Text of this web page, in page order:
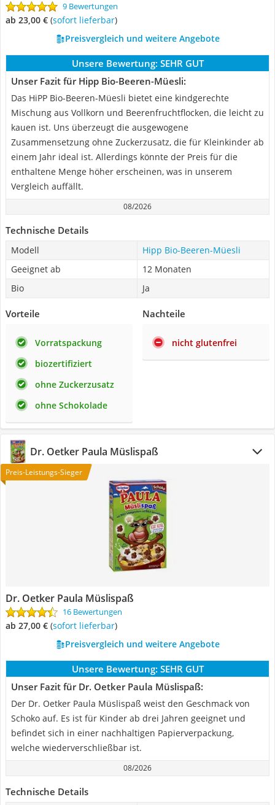
9 Bewertungen
ab 23,00 € ( Sofort lieferbar)
Preisvergleich und weitere Angebote
Unsere Bewertung: SEHR GUT
Unser Fazit für Hipp Bio-Beeren-Müesli:
Das HiPP Bio-Beeren-Müesli bietet eine kindgerechte
Mischung aus Vollkorn und Beerenfruchtflocken, die leicht zu
kauen ist. Uns überzeugt die ausgewogene
Zusammensetzung ohne Zuckerzusatz, die für Kleinkinder ab
einem Jahr ideal ist. Allerdings könnte der Preis für die
enthaltene Menge höher erscheinen, was in unserem
Vergleich auffällt.
08/2026
Technische Details
Modell
Hipp Bio-Beeren-Müesli
Geeignet ab
12 Monaten
Bio
Ja
Vorteile
Vorratspackung
biozertifiziert
ohne Zuckerzusatz
ohne Schokolade
Nachteile
nicht glutenfrei
Dr. Oetker Paula Müslispaß
Preis-Leistungs-Sieger
Dr. Oetker Paula Müslispaß
16 Bewertungen
ab 27,00 € ( Sofort lieferbar)
Preisvergleich und weitere Angebote
Unsere Bewertung: SEHR GUT
Unser Fazit für Dr. Oetker Paula Müslispaß:
Der Dr. Oetker Paula Müslispaß weist den Geschmack von
Schoko auf. Es ist für Kinder ab drei Jahren geeignet und
befindet sich in einer nachhaltigen Papierverpackung,
welche wiederverschließbar ist.
08/2026
Technische Details